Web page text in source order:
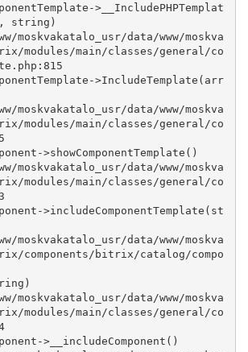
>__IncludePHPTemplat
string)
modules/main/classes/general/co
>IncludeTemplate(arr
modules/main/classes/general/co
>showComponentTemplate()
modules/main/classes/general/co
>includeComponentTemplate(st
components/bitrix/catalog/compo
modules/main/classes/general/co
>__includeComponent()